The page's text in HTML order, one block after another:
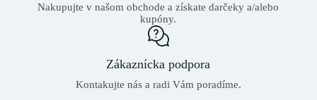
Nakupujte v našom obchode a získate darčeky a/alebo
kupóny.
Zákaznícka podpora
Kontakujte nás a radi Vám poradíme.